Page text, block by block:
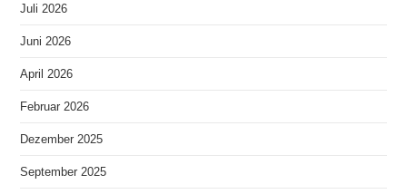
Juli 2026
Juni 2026
April 2026
Februar 2026
Dezember 2025
September 2025